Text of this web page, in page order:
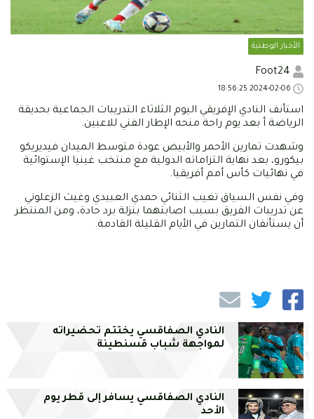
الأخبار الوطنية
استأنف النادي الإفريقي اليوم الثلاثاء التدريبات الجماعية بحديقة
الرياضة أ بعد يوم راحة منحه الإطار الفني للاعبين.
وشهدت تمارين الأحمر والأبيض عودة متوسط الميدان فيديريكو
بيكورو، بعد نهاية التزاماته الدولية مع منتخب غينيا الإستوائية
في نهائيات كأس أمم أفريقيا.
وفي نفس السياق تغيب الثنائي حمدي العبيدي وغيث الزعلوني
عن تدريبات الفريق بسبب اصابتهما بنزلة برد حادة، ومن المنتظر
أن يستأنفان التمارين في الأيام القليلة القادمة.
النادي الصفاقسي يختتم تحضيراته
لمواجهة شباب قسنطينة
النادي الصفاقسي يسافر إلى قطر يوم
الأحد